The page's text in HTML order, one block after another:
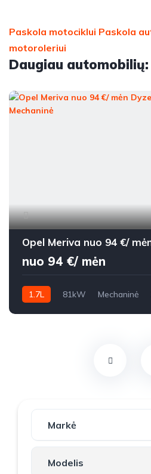
Paskola motociklui Paskola
motoroleriui
Daugiau automobilių:
nuo 94 €/ mėn
1.7L 81kW Mechaninė